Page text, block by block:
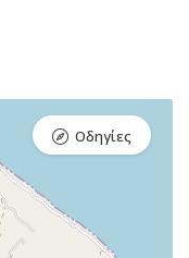
Οδηγίες